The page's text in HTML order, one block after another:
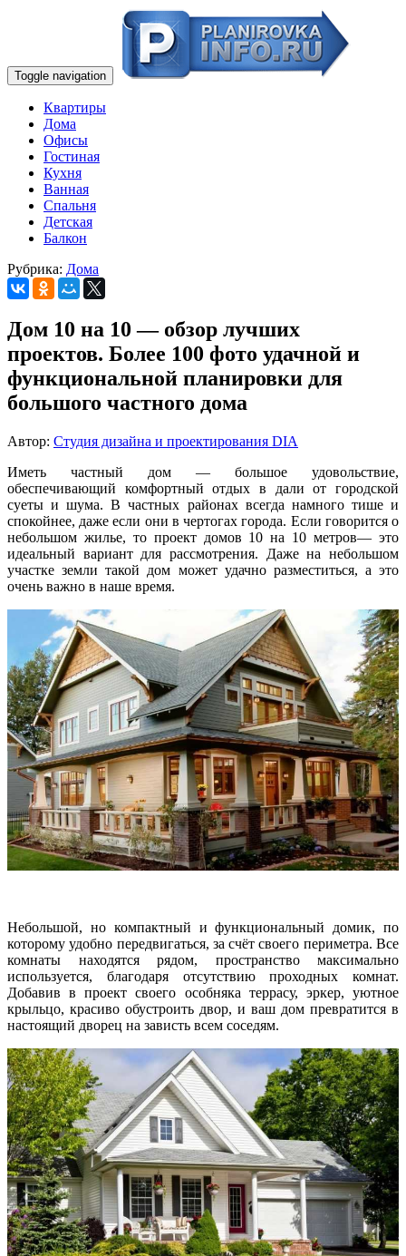
Toggle navigation
Квартиры
Дома
Офисы
Гостиная
Кухня
Ванная
Спальня
Детская
Балкон
Рубрика: Дома
Дом 10 на 10 — обзор лучших
проектов. Более 100 фото удачной и
функциональной планировки для
большого частного дома
Автор: Студия дизайна и проектирования DIA
Иметь частный дом — большое удовольствие,
обеспечивающий комфортный отдых в дали от городской
суеты и шума. В частных районах всегда намного тише и
спокойнее, даже если они в чертогах города. Если говорится о
небольшом жилье, то проект домов 10 на 10 метров— это
идеальный вариант для рассмотрения. Даже на небольшом
участке земли такой дом может удачно разместиться, а это
очень важно в наше время.
Небольшой, но компактный и функциональный домик, по
которому удобно передвигаться, за счёт своего периметра. Все
комнаты находятся рядом, пространство максимально
используется, благодаря отсутствию проходных комнат.
Добавив в проект своего особняка террасу, эркер, уютное
крыльцо, красиво обустроить двор, и ваш дом превратится в
настоящий дворец на зависть всем соседям.